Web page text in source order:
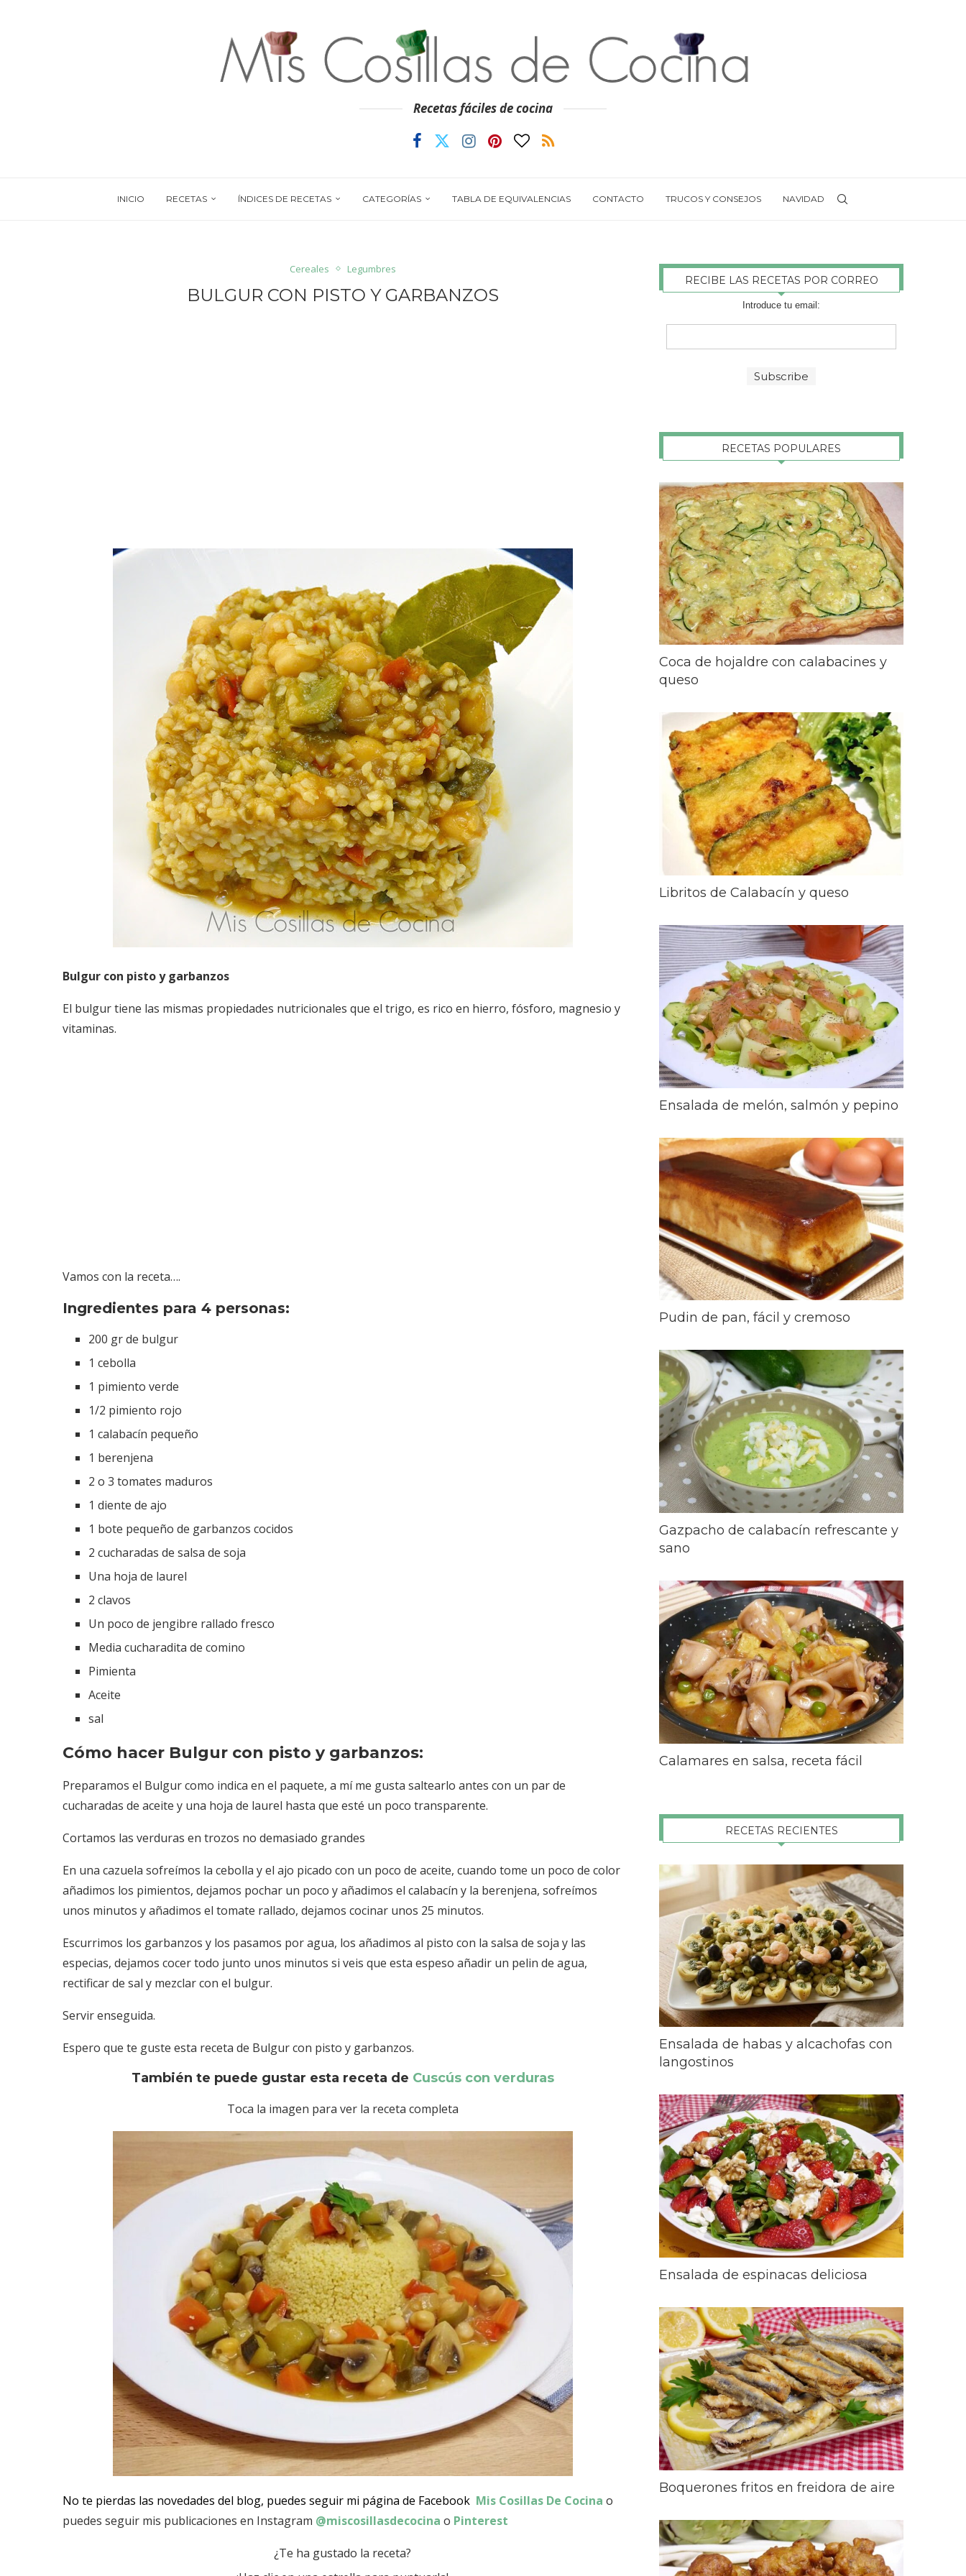
Recetas fáciles de cocina
INICIO RECETAS ÍNDICES DE RECETAS CATEGORÍAS TABLA DE EQUIVALENCIAS CONTACTO TRUCOS Y CONSEJOS NAVIDAD
Cereales Legumbres
BULGUR CON PISTO Y GARBANZOS
Bulgur con pisto y garbanzos
El bulgur tiene las mismas propiedades nutricionales que el trigo, es rico en hierro, fósforo, magnesio y
vitaminas.
Vamos con la receta….
Ingredientes para 4 personas:
200 gr de bulgur
1 cebolla
1 pimiento verde
1/2 pimiento rojo
1 calabacín pequeño
1 berenjena
2 o 3 tomates maduros
1 diente de ajo
1 bote pequeño de garbanzos cocidos
2 cucharadas de salsa de soja
Una hoja de laurel
2 clavos
Un poco de jengibre rallado fresco
Media cucharadita de comino
Pimienta
Aceite
sal
Cómo hacer Bulgur con pisto y garbanzos:
Preparamos el Bulgur como indica en el paquete, a mí me gusta saltearlo antes con un par de
cucharadas de aceite y una hoja de laurel hasta que esté un poco transparente.
Cortamos las verduras en trozos no demasiado grandes
En una cazuela sofreímos la cebolla y el ajo picado con un poco de aceite, cuando tome un poco de color
añadimos los pimientos, dejamos pochar un poco y añadimos el calabacín y la berenjena, sofreímos
unos minutos y añadimos el tomate rallado, dejamos cocinar unos 25 minutos.
Escurrimos los garbanzos y los pasamos por agua, los añadimos al pisto con la salsa de soja y las
especias, dejamos cocer todo junto unos minutos si veis que esta espeso añadir un pelin de agua,
rectificar de sal y mezclar con el bulgur.
Servir enseguida.
Espero que te guste esta receta de Bulgur con pisto y garbanzos.
También te puede gustar esta receta de Cuscús con verduras
Toca la imagen para ver la receta completa
No te pierdas las novedades del blog, puedes seguir mi página de Facebook Mis Cosillas De Cocina o
puedes seguir mis publicaciones en Instagram @miscosillasdecocina o Pinterest
¿Te ha gustado la receta?
RECIBE LAS RECETAS POR CORREO
Introduce tu email:
RECETAS POPULARES
Coca de hojaldre con calabacines y
queso
Libritos de Calabacín y queso
Ensalada de melón, salmón y pepino
Pudin de pan, fácil y cremoso
Gazpacho de calabacín refrescante y
sano
Calamares en salsa, receta fácil
RECETAS RECIENTES
Ensalada de habas y alcachofas con
langostinos
Ensalada de espinacas deliciosa
Boquerones fritos en freidora de aire